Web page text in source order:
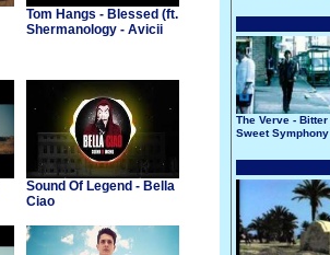
Tom Hangs - Blessed (ft.
Shermanology - Avicii
Sound Of Legend - Bella
Ciao
The Verve - Bitter
Sweet Symphony